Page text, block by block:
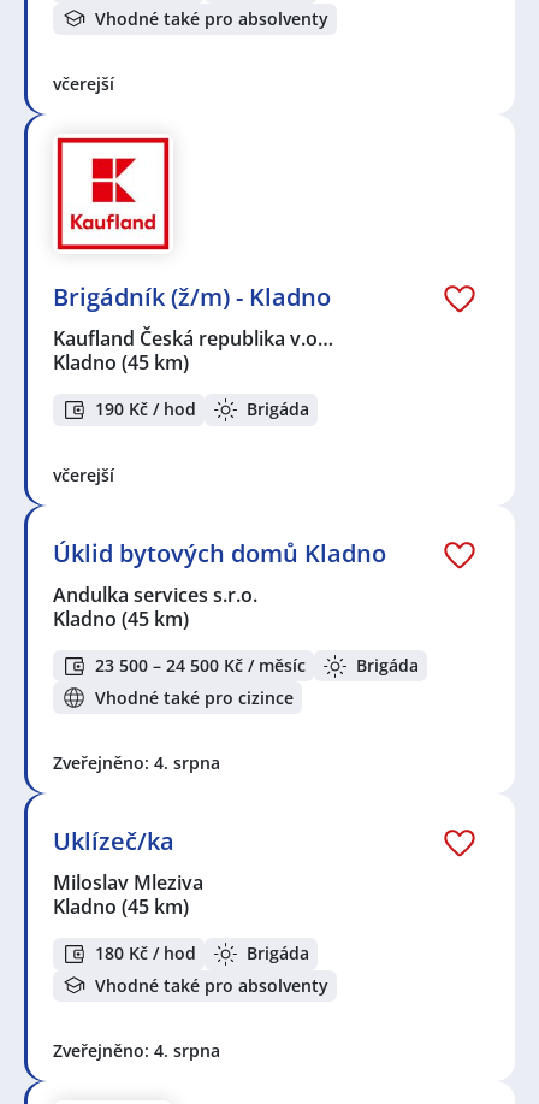
Vhodné také pro absolventy
včerejší
Brigádník (ž/m) - Kladno
Kaufland Česká republika v.o…
Kladno (45 km)
190 Kč / hod Brigáda
včerejší
Úklid bytových domů Kladno
Andulka services s.r.o.
Kladno (45 km)
23 500 – 24 500 Kč / měsíc
Brigáda
Vhodné také pro cizince
Zveřejněno: 4. srpna
Uklízeč/ka
Miloslav Mleziva
Kladno (45 km)
180 Kč / hod
Brigáda
Vhodné také pro absolventy
Zveřejněno: 4. srpna